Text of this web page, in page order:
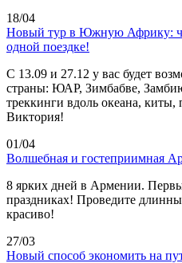
18/04
Новый тур в Южную Африку:
одной поездке!
C 13.09 и 27.12 у вас будет
страны: ЮАР, Зимбабве,
треккинги вдоль океана,
Виктория!
01/04
Волшебная и гостеприимная
8 ярких дней в Армении.
праздниках! Проведите
красиво!
27/03
Новый способ экономить на